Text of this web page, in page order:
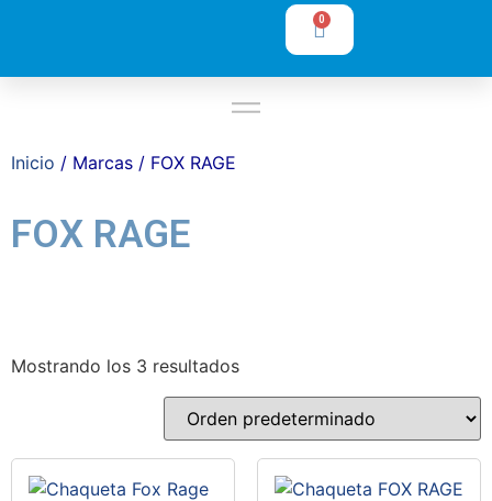
0
Inicio / Marcas / FOX RAGE
FOX RAGE
Mostrando los 3 resultados